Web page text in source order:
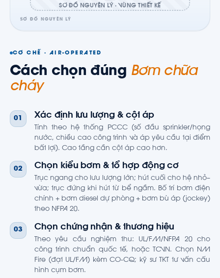
SƠ ĐỒ NGUYÊN LÝ · VÙNG THIẾT KẾ
SƠ ĐỒ NGUYÊN LÝ
CƠ CHẾ · AIR-OPERATED
Cách chọn đúng Bơm chữa
cháy
01 Xác định lưu lượng & cột áp
Tính theo hệ thống PCCC (số đầu sprinkler/họng
nước, chiều cao công trình và áp yêu cầu tại điểm
bất lợi). Cao tầng cần cột áp cao hơn.
02 Chọn kiểu bơm & tổ hợp động cơ
Trục ngang cho lưu lượng lớn; hút cuối cho hệ nhỏ–
vừa; trục đứng khi hút từ bể ngầm. Bố trí bơm điện
chính + bơm diesel dự phòng + bơm bù áp (jockey)
theo NFPA 20.
03 Chọn chứng nhận & thương hiệu
Theo yêu cầu nghiệm thu: UL/FM/NFPA 20 cho
công trình chuẩn quốc tế, hoặc TCVN. Chọn NM
Fire (đạt UL/FM) kèm CO-CQ; kỹ sư TKT tư vấn cấu
hình cụm bơm.